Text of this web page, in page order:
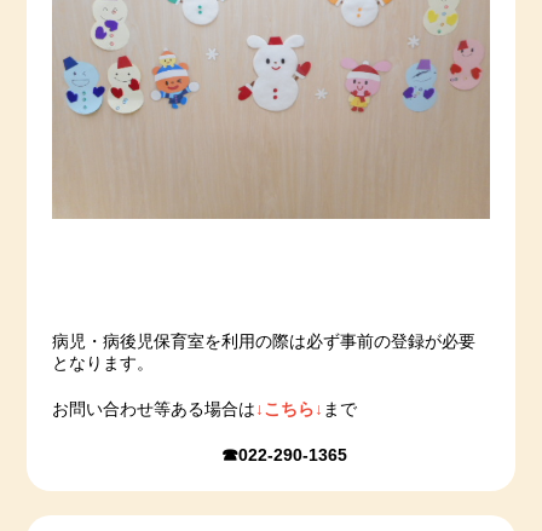
病児・病後児保育室を利用の際は必ず事前の登録が必要
となります。
お問い合わせ等ある場合は ↓こちら↓ まで
☎022-290-1365